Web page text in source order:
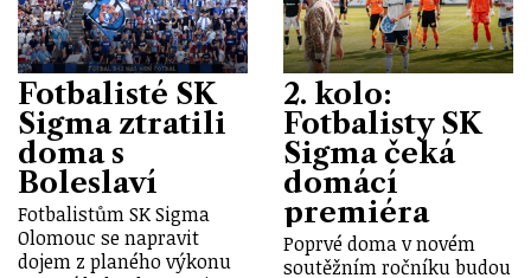
Fotbalisté SK
Sigma ztratili
doma s
Boleslaví
Fotbalistům SK Sigma
Olomouc se napravit
dojem z planého výkonu
2. kolo:
Fotbalisty SK
Sigma čeká
domácí
premiéra
Poprvé doma v novém
soutěžním ročníku budou